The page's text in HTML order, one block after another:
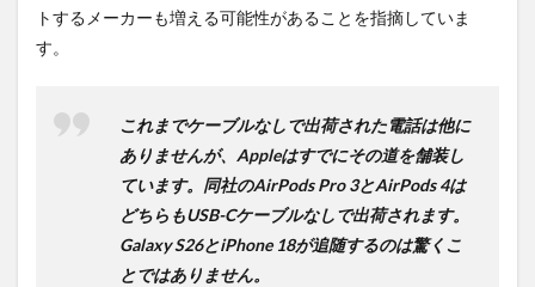
トするメーカーも増える可能性があることを指摘していま
す。
これまでケーブルなしで出荷された電話は他に
ありませんが、Appleはすでにその道を舗装し
ています。同社のAirPods Pro 3とAirPods 4は
どちらもUSB-Cケーブルなしで出荷されます。
Galaxy S26とiPhone 18が追随するのは驚くこ
とではありません。